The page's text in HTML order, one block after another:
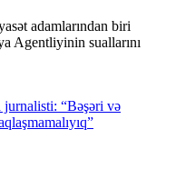
adamlarından biri
Agentliyinin suallarını